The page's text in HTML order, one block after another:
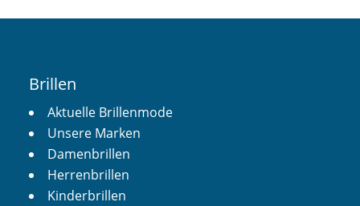
Brillen
Aktuelle Brillenmode
Unsere Marken
Damenbrillen
Herrenbrillen
Kinderbrillen